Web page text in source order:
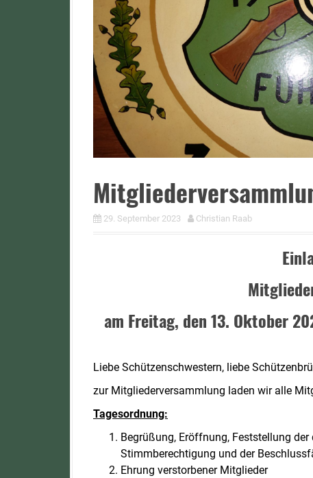
29. September 2023 Christian Raab
am Freitag, den 13. Oktober
Liebe Schützenschwestern, liebe
zur Mitgliederversammlung laden wir alle
Tagesordnung:
Begrüßung, Eröffnung, Feststellung
Stimmberechtigung und der
Ehrung verstorbener Mitglieder